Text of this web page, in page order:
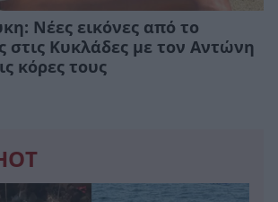
Νέες εικόνες από το
στις Κυκλάδες με τον Αντώνη
κόρες τους